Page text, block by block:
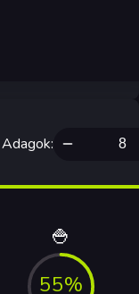
Adagok:
🍚
55%